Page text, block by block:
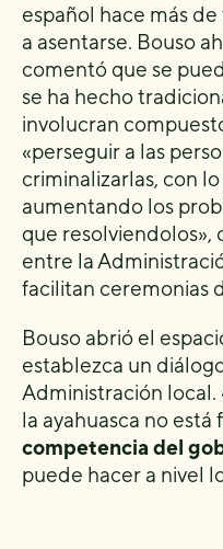
español hace más
a asentarse. Bouso
comentó que se
se ha hecho
involucran
«perseguir a las
criminalizarlas, con
aumentando los
que resolviendolos»,
entre la
facilitan ceremonias
Bouso abrió el
establezca un
Administración local.
la ayahuasca no está
competencia del
puede hacer a nivel